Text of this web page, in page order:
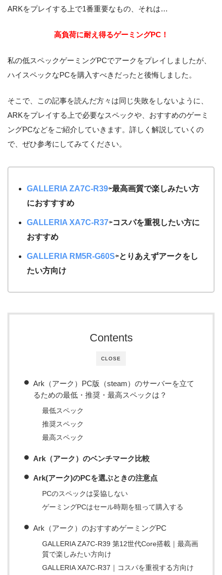
ARKをプレイする上で1番重要なもの、それは…
高負荷に耐え得るゲーミングPC！
私の低スペックゲーミングPCでアークをプレイしましたが、
ハイスペックなPCを購入すべきだったと後悔しました。
そこで、この記事を読んだ方々は同じ失敗をしないように、
ARKをプレイする上で必要なスペックや、おすすめのゲーミ
ングPCなどをご紹介していきます。詳しく解説していくの
で、ぜひ参考にしてみてください。
GALLERIA ZA7C-R39⇦最高画質で楽しみたい方
におすすすめ
GALLERIA XA7C-R37⇦コスパを重視したい方に
おすすめ
GALLERIA RM5R-G60S⇦とりあえずアークをし
たい方向け
CLOSE
Contents
Ark（アーク）PC版（steam）のサーバーを立て
るための最低・推奨・最高スペックは？
最低スペック
推奨スペック
最高スペック
Ark（アーク）のベンチマーク比較
Ark(アーク)のPCを選ぶときの注意点
PCのスペックは妥協しない
ゲーミングPCはセール時期を狙って購入する
Ark（アーク）のおすすめゲーミングPC
GALLERIA ZA7C-R39 第12世代Core搭載｜最高画
質で楽しみたい方向け
GALLERIA XA7C-R37｜コスパを重視する方向け